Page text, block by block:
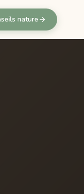
nature